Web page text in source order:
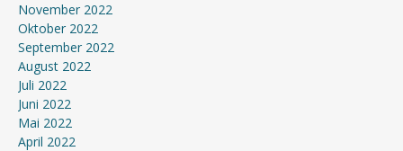
November 2022
Oktober 2022
September 2022
August 2022
Juli 2022
Juni 2022
Mai 2022
April 2022